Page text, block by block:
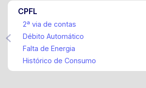
CPFL
2ª via de contas
Débito Automático
Falta de Energia
Histórico de Consumo